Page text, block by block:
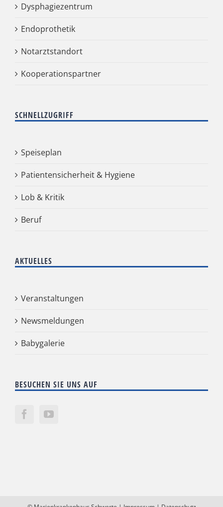
Dysphagiezentrum
Endoprothetik
Notarztstandort
Kooperationspartner
SCHNELLZUGRIFF
Speiseplan
Patientensicherheit & Hygiene
Lob & Kritik
Beruf
AKTUELLES
Veranstaltungen
Newsmeldungen
Babygalerie
BESUCHEN SIE UNS AUF